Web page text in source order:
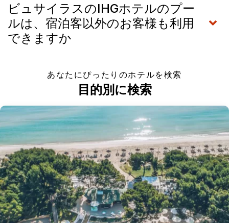
ビュサイラスのIHGホテルのプー
ルは、宿泊客以外のお客様も利用
できますか
あなたにぴったりのホテルを検索
目的別に検索